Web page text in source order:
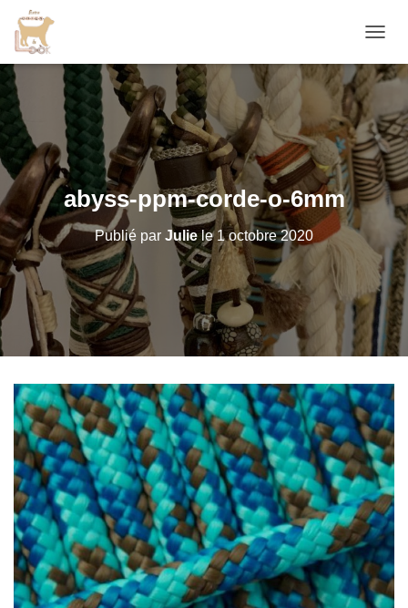
É
P
E
R
L
A
N
I
G
A
T
O
N
abyss-ppm-corde-o-6mm
Publié par Juliele1 octobre 2020